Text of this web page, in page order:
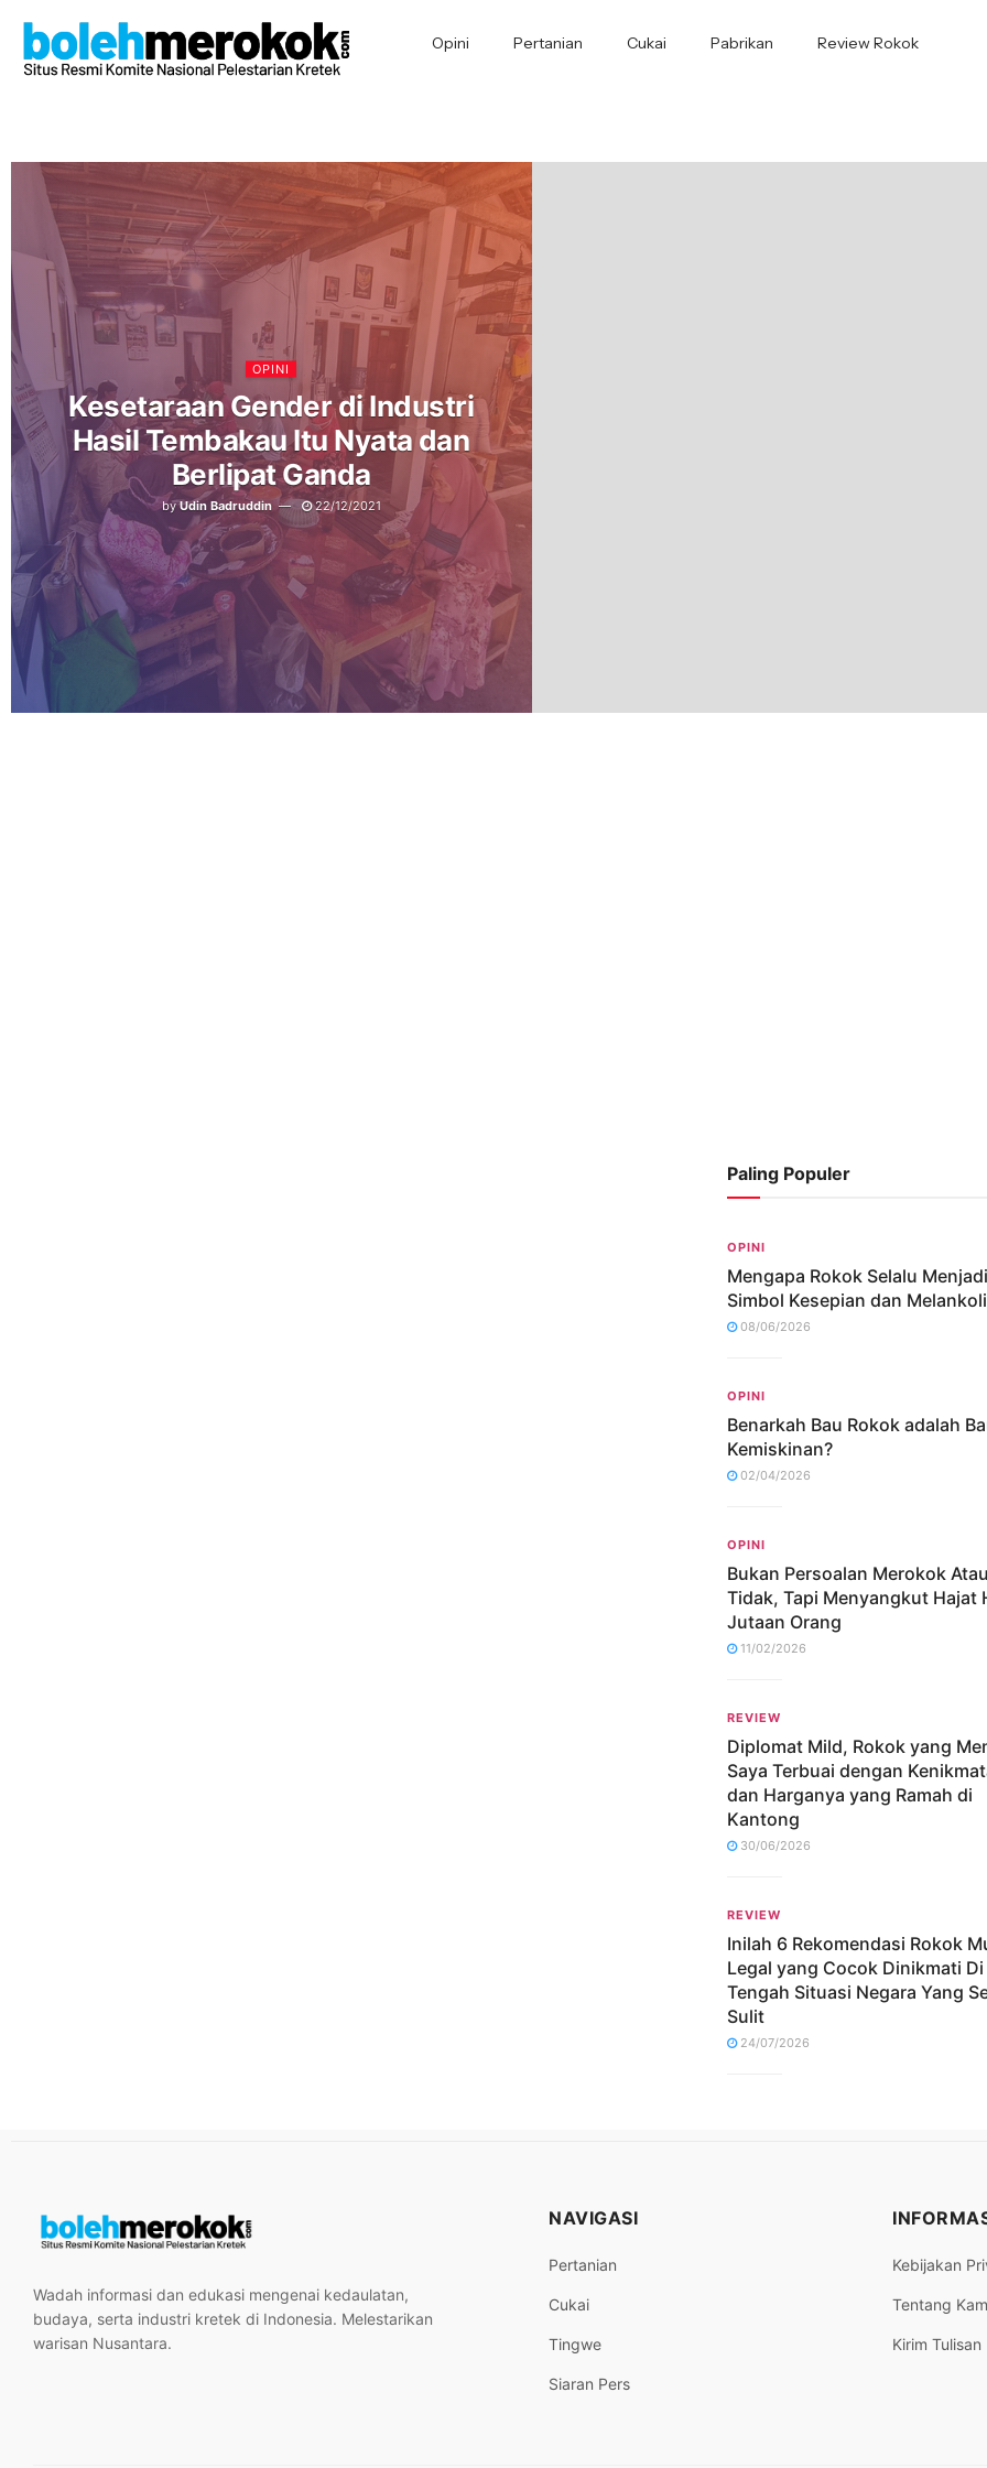
Opini Pertanian Cukai Pabrikan Review Rokok
OPINI
Kesetaraan Gender di Industri
Hasil Tembakau Itu Nyata dan
Berlipat Ganda
by Udin Badruddin 22/12/2021
Paling Populer
OPINI
Mengapa Rokok Selalu Menjadi
Simbol Kesepian dan
08/06/2026
OPINI
Benarkah Bau Rokok adalah
Kemiskinan?
02/04/2026
OPINI
Bukan Persoalan Merokok Atau
Tidak, Tapi Menyangkut Hajat
Jutaan Orang
11/02/2026
REVIEW
Diplomat Mild, Rokok yang
Saya Terbuai dengan
dan Harganya yang Ramah di
Kantong
30/06/2026
REVIEW
Inilah 6 Rekomendasi Rokok
Legal yang Cocok Dinikmati Di
Tengah Situasi Negara Yang
Sulit
24/07/2026
Wadah informasi dan edukasi mengenai kedaulatan,
budaya, serta industri kretek di Indonesia. Melestarikan
warisan Nusantara.
NAVIGASI
Pertanian
Cukai
Tingwe
Siaran Pers
Kebijakan
Tentang
Kirim Tulisan